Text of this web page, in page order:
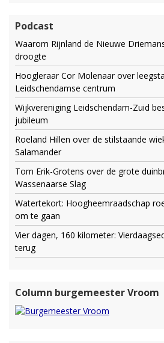
Podcast
Waarom Rijnland de Nieuwe
droogte
Hoogleraar Cor Molenaar over
Leidschendamse centrum
Wijkvereniging Leidschendam-Zuid
jubileum
Roeland Hillen over de stilstaande
Salamander
Tom Erik-Grotens over de grote
Wassenaarse Slag
Watertekort: Hoogheemraadschap
om te gaan
Vier dagen, 160 kilometer:
terug
Column burgemeester Vroom